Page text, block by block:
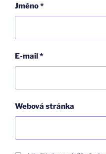
Jméno*
E-mail*
Webová stránka